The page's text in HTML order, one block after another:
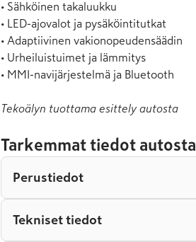
• Sähköinen takaluukku
• LED-ajovalot ja pysäköintitutkat
• Adaptiivinen vakionopeudensäädin
• Urheiluistuimet ja lämmitys
• MMI-navijärjestelmä ja Bluetooth
Tekoälyn tuottama esittely autosta
Tarkemmat tiedot autosta
Perustiedot
Tekniset tiedot